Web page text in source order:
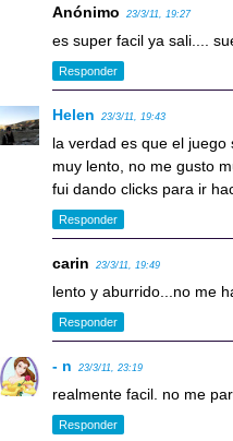
Anónimo 23/3/11, 19:27
es super facil ya sali....
Responder
Helen 23/3/11, 19:43
la verdad es que el juego
muy lento, no me gusto
fui dando clicks para ir
Responder
carin 23/3/11, 19:49
lento y aburrido...no me
Responder
- n 23/3/11, 23:19
realmente facil. no me
Responder